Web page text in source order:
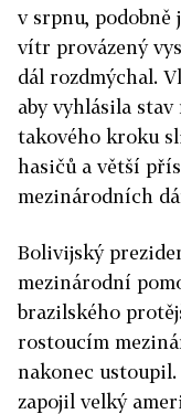
v srpnu,
vítr provázený
dál rozdmýchal.
aby vyhlásila
takového kroku
hasičů a větší
mezinárodních
Bolivijský
mezinárodní
brazilského
rostoucím
nakonec ustoupil.
zapojil velký